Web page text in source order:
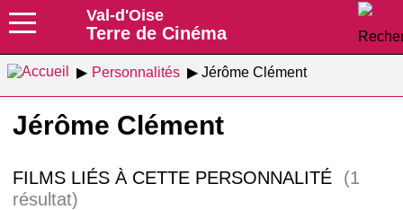
Val-d'Oise
Terre de Cinéma
Personnalités Jérôme Clément
Jérôme Clément
FILMS LIÉS À CETTE PERSONNALITÉ
(1
résultat)